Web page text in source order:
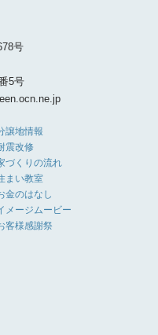
号
5号
譲地情報
震改修
づくりの流れ
まい教室
金のはなし
メージムービー
客様感謝祭